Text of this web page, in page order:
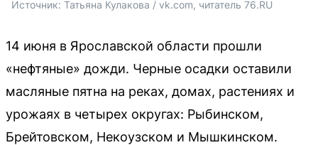
Источник: Татьяна Кулакова / vk.com, читатель 76.RU
14 июня в Ярославской области прошли
«нефтяные» дожди. Черные осадки оставили
масляные пятна на реках, домах, растениях и
урожаях в четырех округах: Рыбинском,
Брейтовском, Некоузском и Мышкинском.